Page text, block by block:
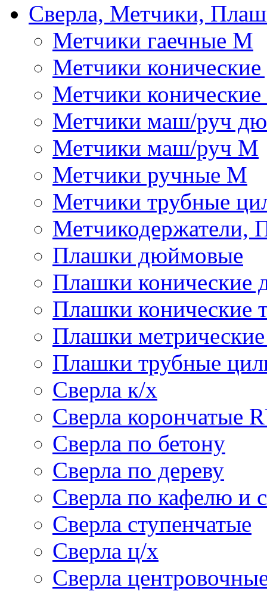
Сверла, Метчики,
Метчики гаечные М
Метчики
Метчики
Метчики маш/руч
Метчики маш/руч М
Метчики ручные М
Метчики трубные
Метчикодержатели,
Плашки дюймовые
Плашки
Плашки конические
Плашки
Плашки трубные
Сверла к/х
Сверла корончатые
Сверла по бетону
Сверла по дереву
Сверла по кафелю и
Сверла ступенчатые
Сверла ц/х
Сверла